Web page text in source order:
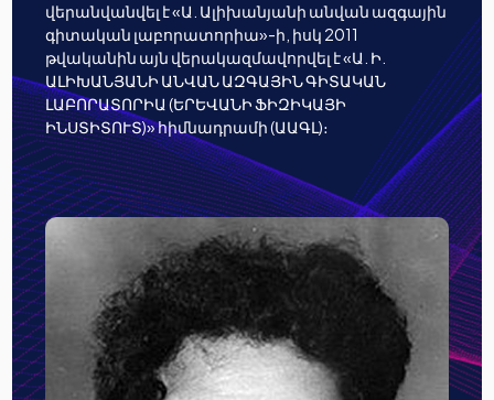
վերանվանվել է «Ա. Ալիխանյանի անվան ազգային
գիտական լաբորատորիա»-ի, իսկ 2011
թվականին այն վերակազմավորվել է «Ա. Ի.
ԱԼԻԽԱՆՅԱՆԻ ԱՆՎԱՆ ԱԶԳԱՅԻՆ ԳԻՏԱԿԱՆ
ԼԱԲՈՐԱՏՈՐԻԱ (ԵՐԵՎԱՆԻ ՖԻԶԻԿԱՅԻ
ԻՆՍՏԻՏՈՒՏ)» հիմնադրամի (ԱԱԳԼ)։